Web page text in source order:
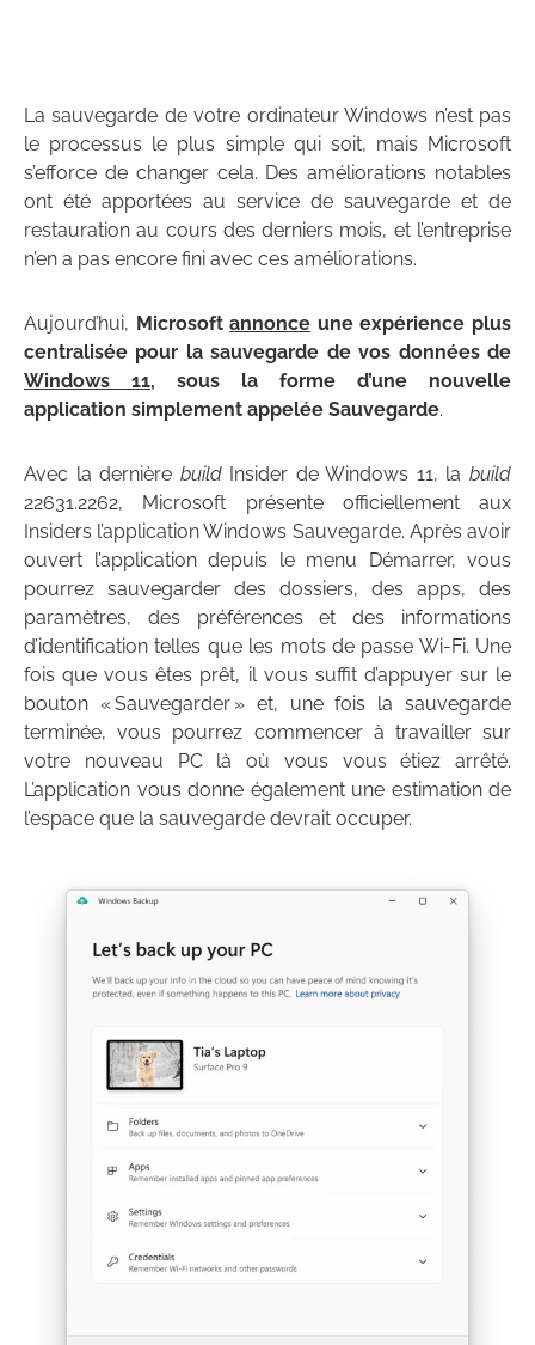
La sauvegarde de votre ordinateur Windows n’est pas
le processus le plus simple qui soit, mais Microsoft
s’efforce de changer cela. Des améliorations notables
ont été apportées au service de sauvegarde et de
restauration au cours des derniers mois, et l’entreprise
n’en a pas encore fini avec ces améliorations.
Aujourd’hui, Microsoftannonce une expérience plus
centralisée pour la sauvegarde de vos données de
Windows 11, sous la forme d’une nouvelle
application simplement appelée Sauvegarde.
Avec la dernière buildInsider de Windows 11, labuild
22631.2262, Microsoft présente officiellement aux
Insiders l’application Windows Sauvegarde. Après avoir
ouvert l’application depuis le menu Démarrer, vous
pourrez sauvegarder des dossiers, des apps, des
paramètres, des préférences et des informations
d’identification telles que les mots de passe Wi-Fi. Une
fois que vous êtes prêt, il vous suffit d’appuyer sur le
bouton « Sauvegarder » et, une fois la sauvegarde
terminée, vous pourrez commencer à travailler sur
votre nouveau PC là où vous vous étiez arrêté.
L’application vous donne également une estimation de
l’espace que la sauvegarde devrait occuper.